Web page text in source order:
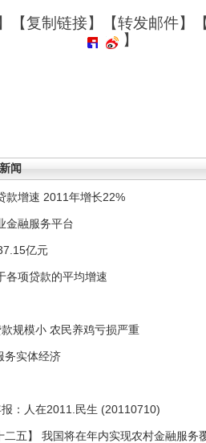
【复制链接】【转发邮件】
】
闻
款增速 2011年增长22%
金融服务平台
亿元
各项贷款的平均增速
规模小 农民养鸡亏损严重
务实体经济
：人在2011.民生 (20110710)
二五】 我国将在年内实现农村金融服务